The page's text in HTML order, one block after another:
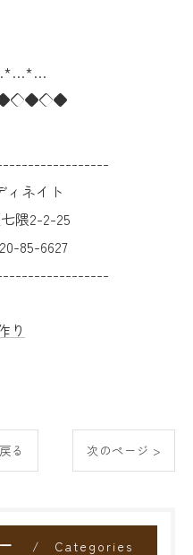
ィネイト
隈2-2-25
85-6627
り
る 次のページ >
Categories